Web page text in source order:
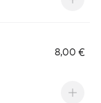
8,00 €